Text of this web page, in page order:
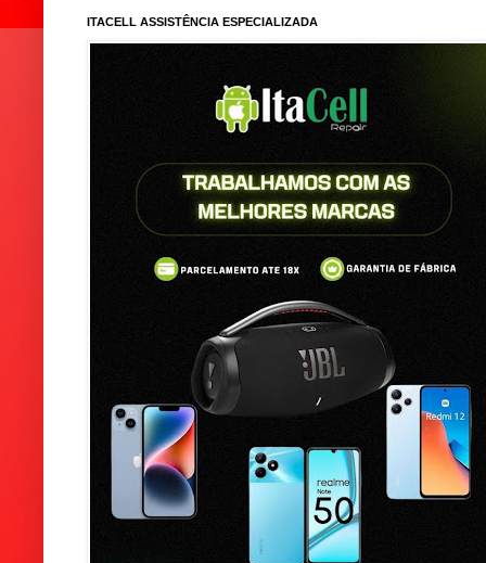
ITACELL ASSISTÊNCIA ESPECIALIZADA